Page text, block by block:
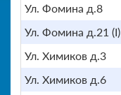
Ул. Фомина д.8
Ул. Фомина д.21 (I)
Ул. Химиков д.3
Ул. Химиков д.6